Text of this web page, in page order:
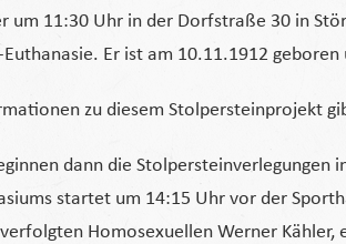
um 11:30 Uhr in der Dorfstraße 30 in
Er ist am 10.11.1912
zu diesem Stolpersteinprojekt
dann die Stolpersteinverlegungen
startet um 14:15 Uhr vor der
Homosexuellen Werner